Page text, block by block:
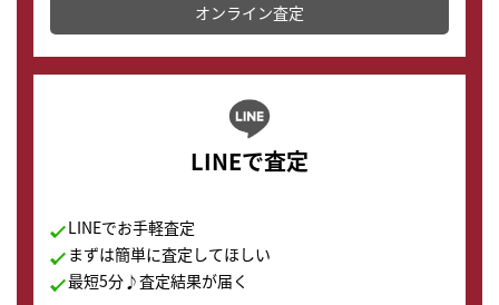
オンライン査定
LINEで査定
LINEでお手軽査定
まずは簡単に査定してほしい
最短5分♪査定結果が届く